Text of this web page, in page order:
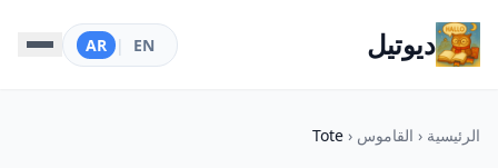
ديوتيل EN
|
AR
الرئيسية ‹ القاموس ‹
Tote